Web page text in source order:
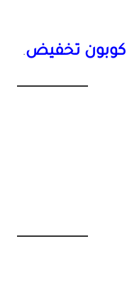
تخفيض.